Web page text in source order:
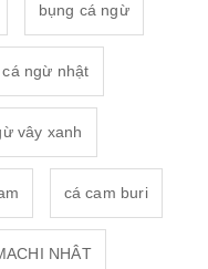
bụng cá ngừ
ngừ nhật
vây xanh
cá cam buri
NHÂT